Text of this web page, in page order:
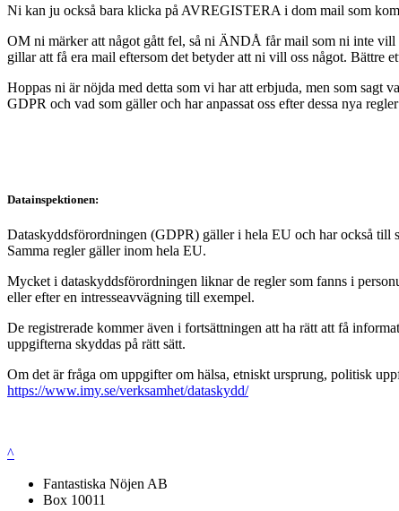
Ni kan ju också bara klicka på AVREGISTERA i dom mail som
OM ni märker att något gått fel, så ni ÄNDÅ får mail som ni inte
gillar att få era mail eftersom det betyder att ni vill oss något. Bättre
Hoppas ni är nöjda med detta som vi har att erbjuda, men som sagt
GDPR och vad som gäller och har anpassat oss efter dessa nya
Datainspektionen:
Dataskyddsförordningen (GDPR) gäller i hela EU och har också till
Samma regler gäller inom hela EU.
Mycket i dataskyddsförordningen liknar de regler som fanns i
eller efter en intresseavvägning till exempel.
De registrerade kommer även i fortsättningen att ha rätt att få
uppgifterna skyddas på rätt sätt.
Om det är fråga om uppgifter om hälsa, etniskt ursprung, politisk
https://www.imy.se/verksamhet/dataskydd/
^
Fantastiska Nöjen AB
Box 10011